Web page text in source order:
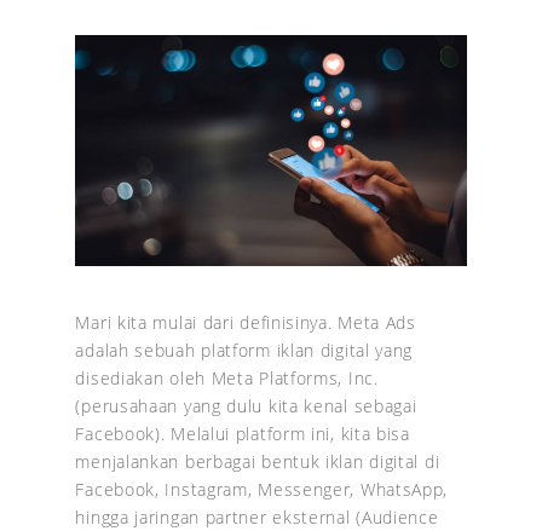
Mari kita mulai dari definisinya. Meta Ads
adalah sebuah platform iklan digital yang
disediakan oleh Meta Platforms, Inc.
(perusahaan yang dulu kita kenal sebagai
Facebook). Melalui platform ini, kita bisa
menjalankan berbagai bentuk iklan digital di
Facebook, Instagram, Messenger, WhatsApp,
hingga jaringan partner eksternal (Audience